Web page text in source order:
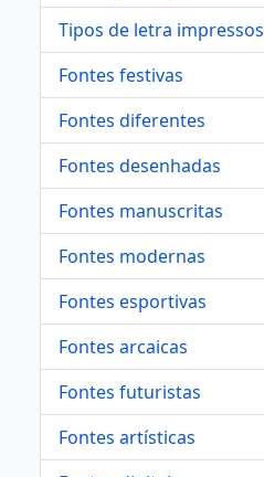
Tipos de letra impressos
Fontes festivas
Fontes diferentes
Fontes desenhadas
Fontes manuscritas
Fontes modernas
Fontes esportivas
Fontes arcaicas
Fontes futuristas
Fontes artísticas